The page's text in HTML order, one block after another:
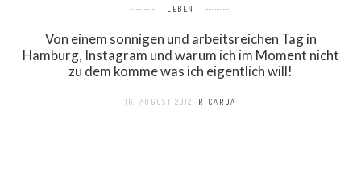
LEBEN
Von einem sonnigen und arbeitsreichen Tag in
Hamburg, Instagram und warum ich im Moment nicht
zu dem komme was ich eigentlich will!
16. AUGUST 2012 RICARDA